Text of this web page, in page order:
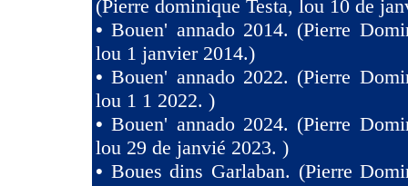
(Pierre dominique Testa, lou 10 de
•Bouen' annado 2014. (Pierre
lou 1 janvier 2014.)
•Bouen' annado 2022. (Pierre
lou 1 1 2022. )
•Bouen' annado 2024. (Pierre
lou 29 de janvié 2023. )
• Boues dins Garlaban. (Pierre